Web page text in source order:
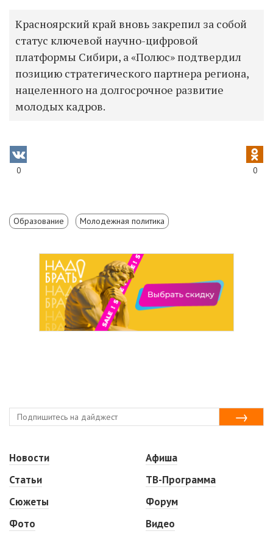
Красноярский край вновь закрепил за собой
статус ключевой научно-цифровой
платформы Сибири, а «Полюс» подтвердил
позицию стратегического партнера региона,
нацеленного на долгосрочное развитие
молодых кадров.
0 0
Образование Молодежная политика
Новости
Статьи
Сюжеты
Фото
Афиша
ТВ-Программа
Форум
Видео